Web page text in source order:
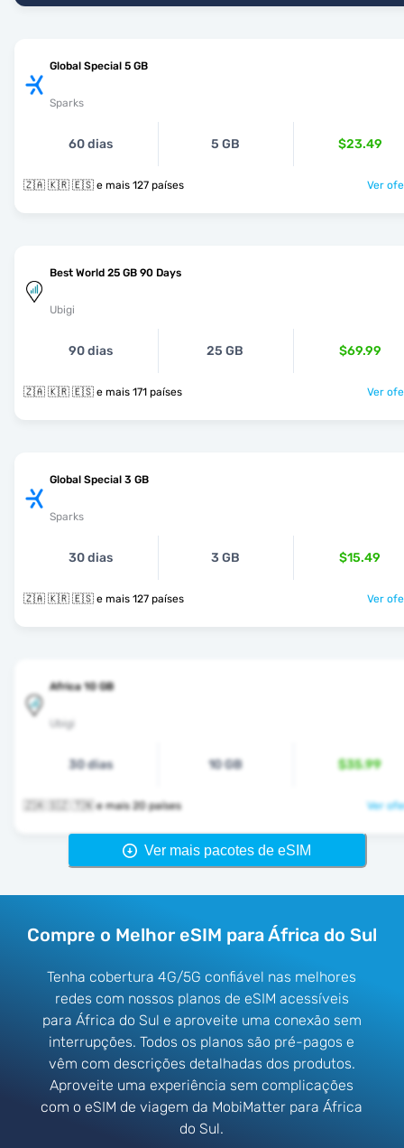
Global Special 5 GB
Sparks
60 dias 5 GB $23.49
🇿🇦 🇰🇷 🇪🇸 e mais 127 países Ver
Best World 25 GB 90 Days
Ubigi
90 dias 25 GB $69.99
🇿🇦 🇰🇷 🇪🇸 e mais 171 países Ver
Global Special 3 GB
Sparks
30 dias 3 GB $15.49
🇿🇦 🇰🇷 🇪🇸 e mais 127 países Ver
Africa 10 GB
Ubigi
30 dias 10 GB $35.99
🇿🇦 🇸🇿 🇹🇳 e mais 20 países Ver
Ver mais pacotes de eSIM
Compre o Melhor eSIM para África do Sul
Tenha cobertura 4G/5G confiável nas melhores
redes com nossos planos de eSIM acessíveis
para África do Sul e aproveite uma conexão sem
interrupções. Todos os planos são pré-pagos e
vêm com descrições detalhadas dos produtos.
Aproveite uma experiência sem complicações
com o eSIM de viagem da MobiMatter para África
do Sul.